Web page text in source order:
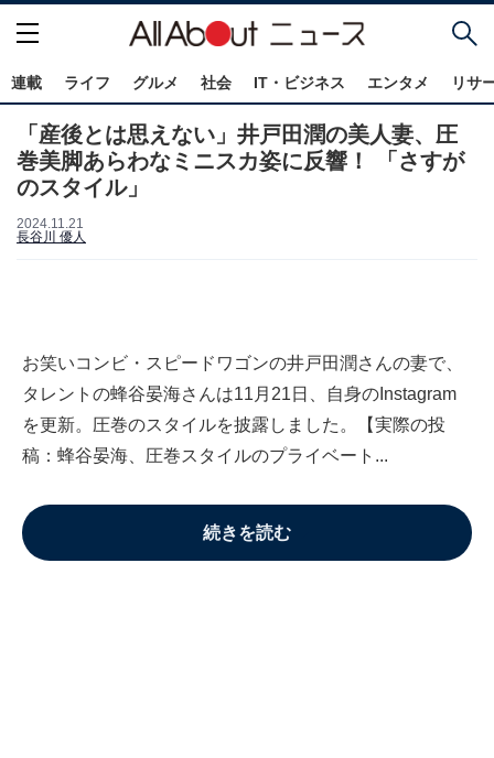
連載 ライフ グルメ 社会 IT・ビジネス エンタメ リサ
「産後とは思えない」井戸田潤の美人妻、圧
巻美脚あらわなミニスカ姿に反響！ 「さすが
のスタイル」
2024.11.21
長谷川 優人
お笑いコンビ・スピードワゴンの井戸田潤さんの妻で、
タレントの蜂谷晏海さんは11月21日、自身のInstagram
を更新。圧巻のスタイルを披露しました。【実際の投
稿：蜂谷晏海、圧巻スタイルのプライベート...
続きを読む